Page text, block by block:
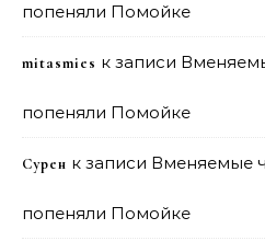
попеняли Помойке
mitasmies к записи
попеняли Помойке
Сурен к записи Вменяемые
попеняли Помойке